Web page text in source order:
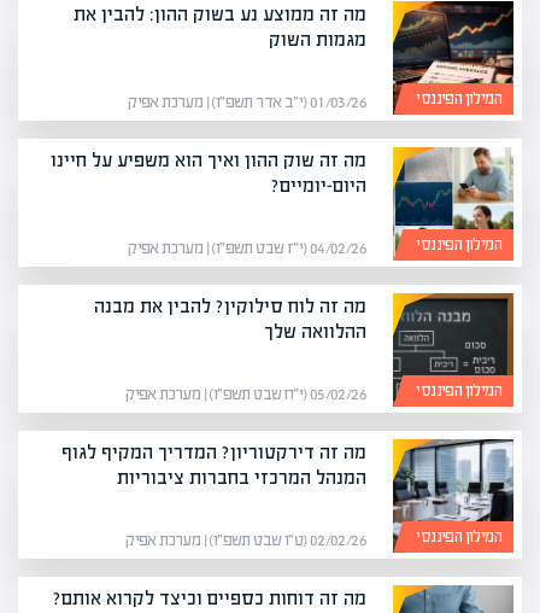
המילון הפיננסי
מה זה ממוצע נע בשוק ההון: להבין את
מגמות השוק
01/03/26 (י״ב אדר תשפ״ו) | מערכת אפיק
המילון הפיננסי
מה זה שוק ההון ואיך הוא משפיע על חיינו
היום-יומיים?
04/02/26 (י״ז שבט תשפ״ו) | מערכת אפיק
המילון הפיננסי
מה זה לוח סילוקין? להבין את מבנה
ההלוואה שלך
05/02/26 (י״ח שבט תשפ״ו) | מערכת אפיק
המילון הפיננסי
מה זה דירקטוריון? המדריך המקיף לגוף
המנהל המרכזי בחברות ציבוריות
02/02/26 (ט״ו שבט תשפ״ו) | מערכת אפיק
מה זה דוחות כספיים וכיצד לקרוא אותם?